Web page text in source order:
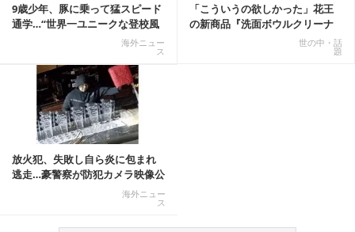
9歳少年、豚に乗って猛スピード
通学…“世界一ユニークな登校風
海外ニュー
ス
「こういうの欲しかった」花王
の新商品『洗面ボウルクリーナ
世の中・話
題
放火犯、失敗し自ら炎に包まれ
逃走…豪警察が防犯カメラ映像公
海外ニュー
ス